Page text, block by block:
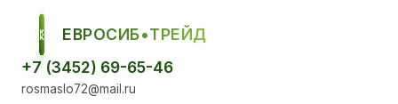
ЕСТ
ЕВРОСИБ•ТРЕЙД
+7 (3452) 69-65-46
rosmaslo72@mail.ru